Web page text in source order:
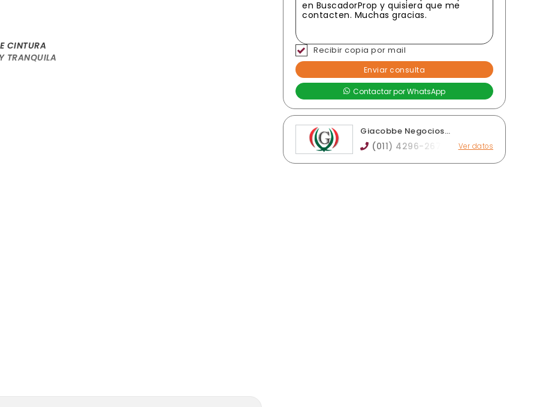
CINTURA
TRANQUILA
habitado)
habitado)
Recibir copia por mail
Giacobbe Negocios
inmobiliarios
(011) 4296-2671 Ver datos
giacobbeprop@gmail.com